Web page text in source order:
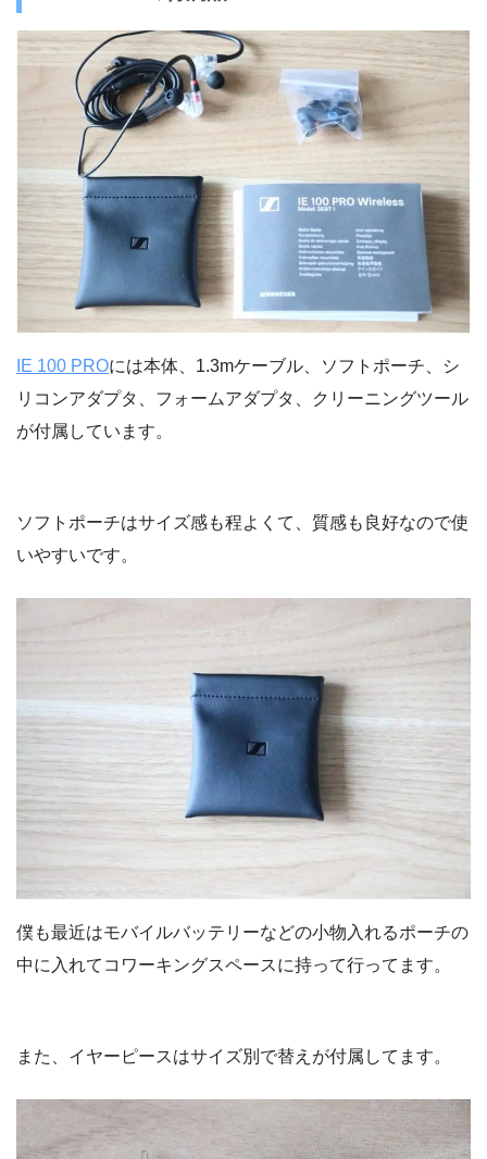
IE 100 PROには本体、1.3mケーブル、ソフトポーチ、シ
リコンアダプタ、フォームアダプタ、クリーニングツール
が付属しています。
ソフトポーチはサイズ感も程よくて、質感も良好なので使
いやすいです。
僕も最近はモバイルバッテリーなどの小物入れるポーチの
中に入れてコワーキングスペースに持って行ってます。
また、イヤーピースはサイズ別で替えが付属してます。